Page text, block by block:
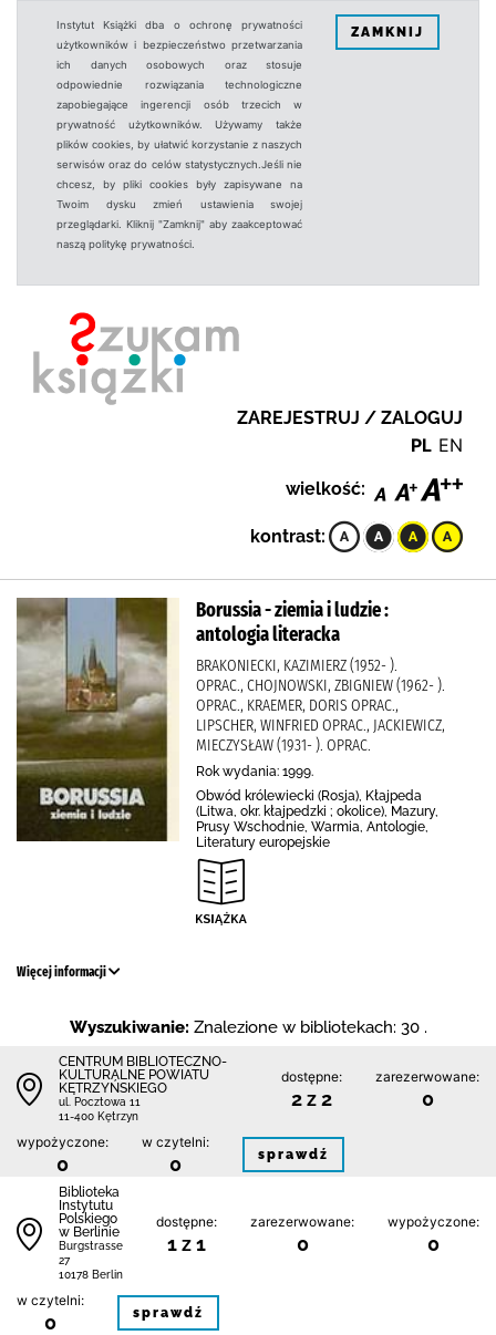
Instytut Książki dba o ochronę prywatności
użytkowników i bezpieczeństwo przetwarzania
ich danych osobowych oraz stosuje
odpowiednie rozwiązania technologiczne
zapobiegające ingerencji osób trzecich w
prywatność użytkowników. Używamy także
plików cookies, by ułatwić korzystanie z naszych
serwisów oraz do celów statystycznych.Jeśli nie
chcesz, by pliki cookies były zapisywane na
Twoim dysku zmień ustawienia swojej
przeglądarki. Kliknij "Zamknij" aby zaakceptować
naszą politykę prywatności.
ZAMKNIJ
ZAREJESTRUJ / ZALOGUJ
PL EN
wielkość:
kontrast:
Borussia - ziemia i ludzie :
antologia literacka
BRAKONIECKI, KAZIMIERZ (1952- ).
OPRAC., CHOJNOWSKI, ZBIGNIEW (1962- ).
OPRAC., KRAEMER, DORIS OPRAC.,
LIPSCHER, WINFRIED OPRAC., JACKIEWICZ,
MIECZYSŁAW (1931- ). OPRAC.
Rok wydania: 1999.
Obwód królewiecki (Rosja), Kłajpeda
(Litwa, okr. kłajpedzki ; okolice), Mazury,
Prusy Wschodnie, Warmia, Antologie,
Literatury europejskie
Więcej informacji
Wyszukiwanie: Znalezione w bibliotekach: 30 .
CENTRUM BIBLIOTECZNO-
KULTURALNE POWIATU
KĘTRZYŃSKIEGO
ul. Pocztowa 11
11-400 Kętrzyn
dostępne:
2 z 2
zarezerwowane:
0
wypożyczone:
0
w czytelni:
0 sprawdź
Biblioteka
Instytutu
Polskiego
w Berlinie
Burgstrasse
27
10178 Berlin
dostępne:
1 z 1
zarezerwowane:
0
wypożyczone:
0
w czytelni:
0 sprawdź